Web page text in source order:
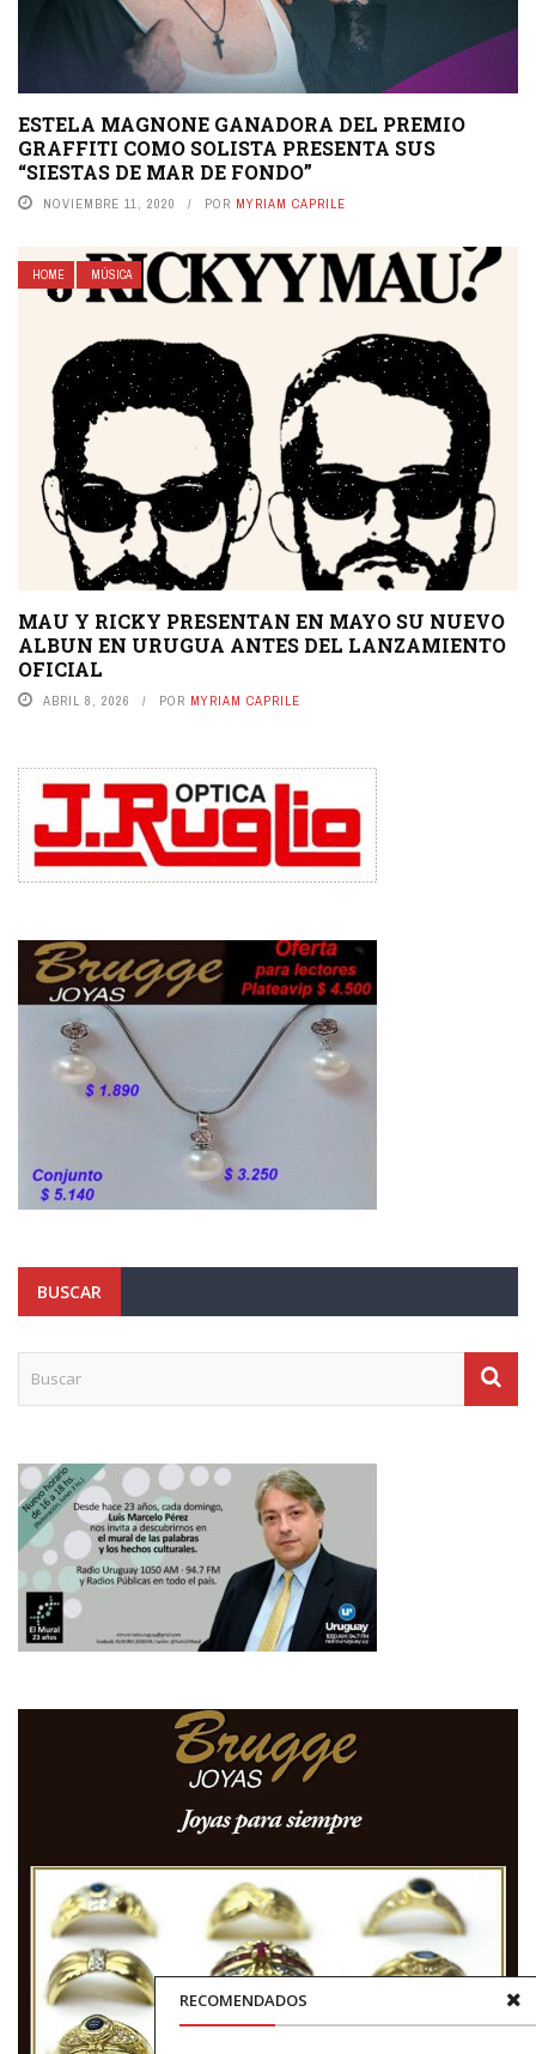
ESTELA MAGNONE GANADORA DEL PREMIO
GRAFFITI COMO SOLISTA PRESENTA SUS
“SIESTAS DE MAR DE FONDO”
NOVIEMBRE 11, 2020 POR MYRIAM CAPRILE
HOME MÚSICA
MAU Y RICKY PRESENTAN EN MAYO SU NUEVO
ALBUN EN URUGUA ANTES DEL LANZAMIENTO
OFICIAL
ABRIL 8, 2026 POR MYRIAM CAPRILE
RECOMENDADOS
BUSCAR